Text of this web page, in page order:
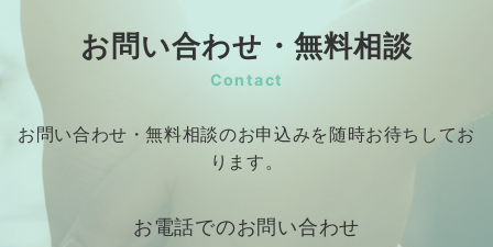
お問い合わせ・無料相談
Contact
お問い合わせ・無料相談のお申込みを随時お待ちしてお
ります。
お電話でのお問い合わせ